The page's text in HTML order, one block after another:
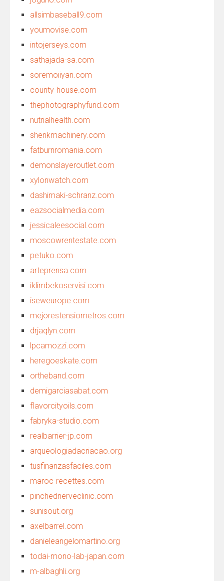
allsimbaseball9.com
youmovise.com
intojerseys.com
sathajada-sa.com
soremoiiyan.com
county-house.com
thephotographyfund.com
nutrialhealth.com
shenkmachinery.com
fatburnromania.com
demonslayeroutlet.com
xylonwatch.com
dashimaki-schranz.com
eazsocialmedia.com
jessicaleesocial.com
moscowrentestate.com
petuko.com
arteprensa.com
iklimbekoservisi.com
iseweurope.com
mejorestensiometros.com
drjaqlyn.com
lpcamozzi.com
heregoeskate.com
ortheband.com
demigarciasabat.com
flavorcityoils.com
fabryka-studio.com
realbarrier-jp.com
arqueologiadacriacao.org
tusfinanzasfaciles.com
maroc-recettes.com
pinchednerveclinic.com
sunisout.org
axelbarrel.com
danieleangelomartino.org
todai-mono-lab-japan.com
m-albaghli.org